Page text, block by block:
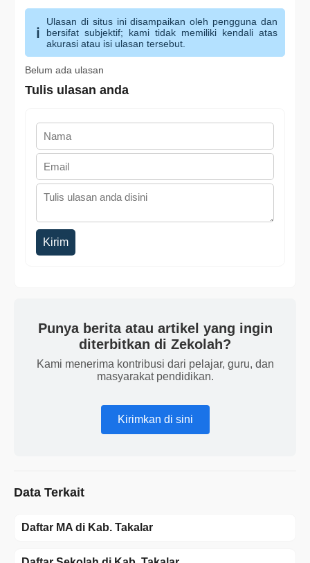
Ulasan di situs ini disampaikan oleh pengguna dan
bersifat subjektif; kami tidak memiliki kendali atas
akurasi atau isi ulasan tersebut.
Belum ada ulasan
Tulis ulasan anda
Kirim
Punya berita atau artikel yang ingin
diterbitkan di Zekolah?
Kami menerima kontribusi dari pelajar, guru, dan
masyarakat pendidikan.
Kirimkan di sini
Data Terkait
Daftar MA di Kab. Takalar